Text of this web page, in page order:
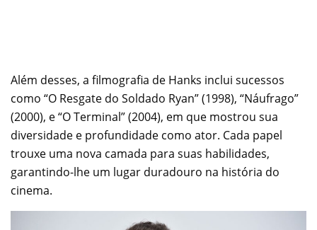
Além desses, a filmografia de Hanks inclui sucessos
como “O Resgate do Soldado Ryan” (1998), “Náufrago”
(2000), e “O Terminal” (2004), em que mostrou sua
diversidade e profundidade como ator. Cada papel
trouxe uma nova camada para suas habilidades,
garantindo-lhe um lugar duradouro na história do
cinema.